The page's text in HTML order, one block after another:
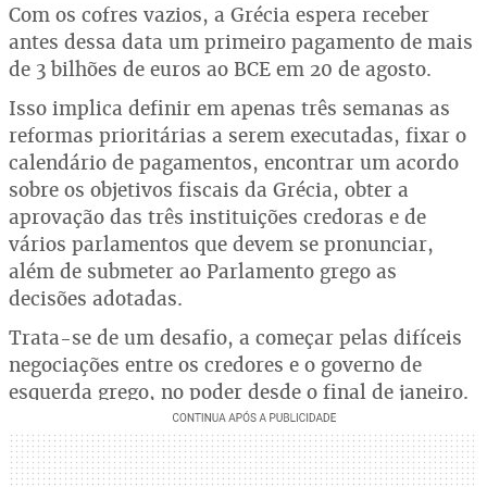
Com os cofres vazios, a Grécia espera receber
antes dessa data um primeiro pagamento de mais
de 3 bilhões de euros ao BCE em 20 de agosto.
Isso implica definir em apenas três semanas as
reformas prioritárias a serem executadas, fixar o
calendário de pagamentos, encontrar um acordo
sobre os objetivos fiscais da Grécia, obter a
aprovação das três instituições credoras e de
vários parlamentos que devem se pronunciar,
além de submeter ao Parlamento grego as
decisões adotadas.
Trata-se de um desafio, a começar pelas difíceis
negociações entre os credores e o governo de
esquerda grego, no poder desde o final de janeiro.